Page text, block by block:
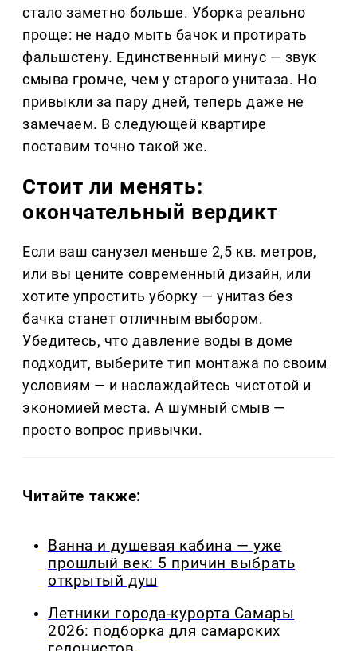
стало заметно больше. Уборка реально
проще: не надо мыть бачок и протирать
фальшстену. Единственный минус — звук
смыва громче, чем у старого унитаза. Но
привыкли за пару дней, теперь даже не
замечаем. В следующей квартире
поставим точно такой же.
Стоит ли менять:
окончательный вердикт
Если ваш санузел меньше 2,5 кв. метров,
или вы цените современный дизайн, или
хотите упростить уборку — унитаз без
бачка станет отличным выбором.
Убедитесь, что давление воды в доме
подходит, выберите тип монтажа по своим
условиям — и наслаждайтесь чистотой и
экономией места. А шумный смыв —
просто вопрос привычки.
Читайте также:
Ванна и душевая кабина — уже
прошлый век: 5 причин выбрать
открытый душ
Летники города-курорта Самары
2026: подборка для самарских